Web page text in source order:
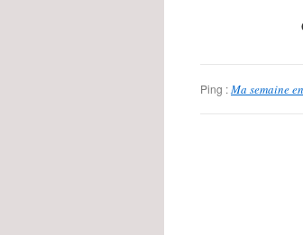
Ping :Ma semaine